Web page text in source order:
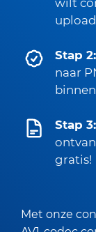
wilt
Stap 2:
naar
Stap 3:
gratis!
Met onze